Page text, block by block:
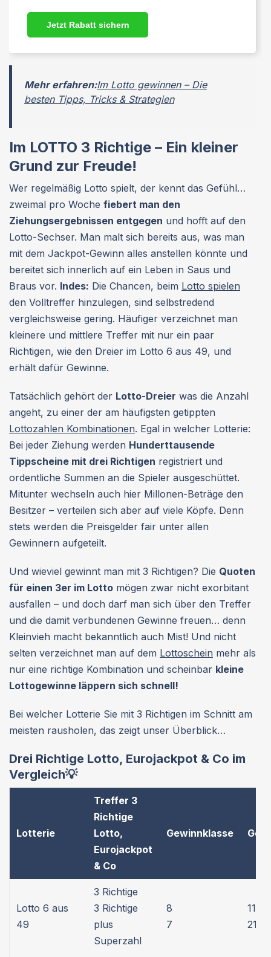
Jetzt Rabatt sichern
Mehr erfahren:Im Lotto gewinnen – Die
besten Tipps, Tricks & Strategien
Im LOTTO 3 Richtige – Ein kleiner
Grund zur Freude!
Wer regelmäßig Lotto spielt, der kennt das Gefühl…
zweimal pro Woche fiebert man den
Ziehungsergebnissen entgegen und hofft auf den
Lotto-Sechser. Man malt sich bereits aus, was man
mit dem Jackpot-Gewinn alles anstellen könnte und
bereitet sich innerlich auf ein Leben in Saus und
Braus vor. Indes: Die Chancen, beim Lotto spielen
den Volltreffer hinzulegen, sind selbstredend
vergleichsweise gering. Häufiger verzeichnet man
kleinere und mittlere Treffer mit nur ein paar
Richtigen, wie den Dreier im Lotto 6 aus 49, und
erhält dafür Gewinne.
Tatsächlich gehört der Lotto-Dreier was die Anzahl
angeht, zu einer der am häufigsten getippten
Lottozahlen Kombinationen. Egal in welcher Lotterie:
Bei jeder Ziehung werden Hunderttausende
Tippscheine mit drei Richtigen registriert und
ordentliche Summen an die Spieler ausgeschüttet.
Mitunter wechseln auch hier Millonen-Beträge den
Besitzer – verteilen sich aber auf viele Köpfe. Denn
stets werden die Preisgelder fair unter allen
Gewinnern aufgeteilt.
Und wieviel gewinnt man mit 3 Richtigen? Die Quoten
für einen 3er im Lotto mögen zwar nicht exorbitant
ausfallen – und doch darf man sich über den Treffer
und die damit verbundenen Gewinne freuen… denn
Kleinvieh macht bekanntlich auch Mist! Und nicht
selten verzeichnet man auf dem Lottoschein mehr als
nur eine richtige Kombination und scheinbar kleine
Lottogewinne läppern sich schnell!
Bei welcher Lotterie Sie mit 3 Richtigen im Schnitt am
meisten rausholen, das zeigt unser Überblick…
Drei Richtige Lotto, Eurojackpot & Co im
Vergleich💡
Lotterie
Treffer 3
Richtige
Lotto,
Eurojackpot
& Co
Gewinnklasse
Lotto 6 aus
49
3 Richtige
3 Richtige
plus
Superzahl
8
7